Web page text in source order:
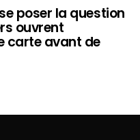
poser la question
ouvrent
carte avant de